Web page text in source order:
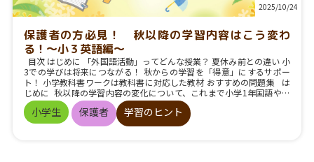
す。 ①漢字の学習がスタート 夏休み前に覚えるべきはひらがなだけ
でした。しかし、秋以降はカタカナに加えて、漢字の学習がスタート
できました。 一方、秋以降は、②にお話しする「読むこと」の学習と
合わせてカタカナや漢字を学んでいきます。 つまり、１つのことを習
得するためにかける時間が短くなり、夏休み前と比べると学習の進度
がぐっと上がるのです。 ②「読むこと」は、注意
すべきポイントが増える 夏休み前は、ひらがなで書かれた短い文章を
しっかり音読し、「問い」と「答え」の文をつかむなど、内容の大体
をとらえることが重要でした。 ですが、夏休み明けは文章が長くなり
ます。 説明文であれば、大事な言葉をおさえ、説明の順序に着目す
る、物語文であれば、場面の様子や人物の行動・気持ちをとらえるな
ど、本格的な読解へと変わっていきます。 また、読むことで学んだ文
2025/10/24
保護者の方必見！ 秋以降の学習内容はこう変わ
る！～小３英語編～
3での学びは将来につながる！ 秋からの学習を「得意」にするサポー
ト！ 小学教科書ワークは教科書に対応した教材 おすすめの問題集 は
じめに 秋以降の学習内容の変化について、これまで小学1年国語や中
学1年社会について取り上げました。 小学3年生で始まった「外国語活
動」（英語）の授業も、10月に入り、新しい学びに進んでいきます。
英語は小学5年生から「外国語」という正式な教科に変わります。 ま
小学生 保護者 学習のヒント